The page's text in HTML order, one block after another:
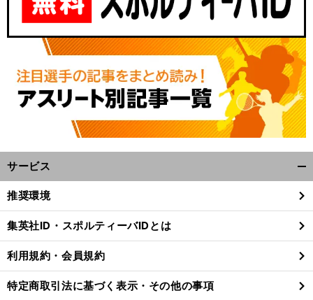
サービス
閉
る
推奨環境
集英社ID・スポルティーバIDとは
利用規約・会員規約
特定商取引法に基づく表示・その他の事項